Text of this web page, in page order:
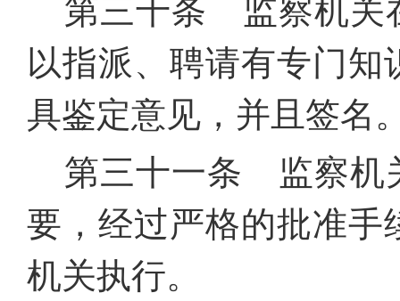
第三十条 监察机关
以指派、聘请有专门
具鉴定意见，并且签名
第三十一条 监察机
要，经过严格的批准手
机关执行。